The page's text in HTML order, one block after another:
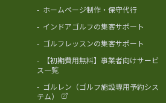
- ホームページ制作・保守代行
- インドアゴルフの集客サポート
- ゴルフレッスンの集客サポート
-
【初期費用無料】事業者向けサービ
ス一覧
- ゴルレン（ゴルフ施設専用予約シス
テム）